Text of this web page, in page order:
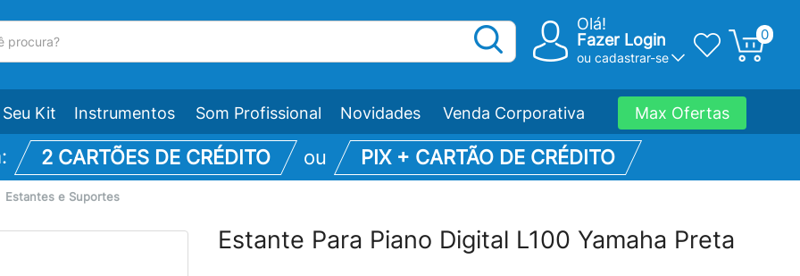
Olá!
Fazer Login
ou cadastrar-se
0
Kit Instrumentos Som Profissional Novidades Venda Corporativa Max Ofertas
2 CARTÕES DE CRÉDITO ou PIX + CARTÃO DE CRÉDITO
Estantes e Suportes
Estante Para Piano Digital L100 Yamaha Preta